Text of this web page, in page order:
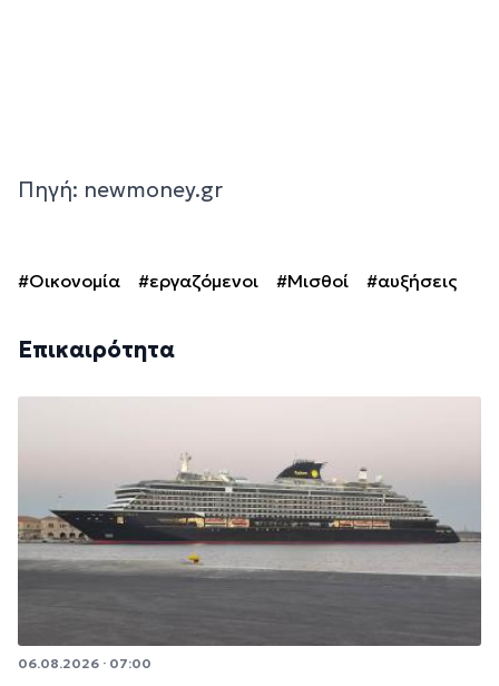
Πηγή: newmoney.gr
#Οικονομία #εργαζόμενοι #Μισθοί #αυξήσεις
Επικαιρότητα
06.08.2026 · 07:00